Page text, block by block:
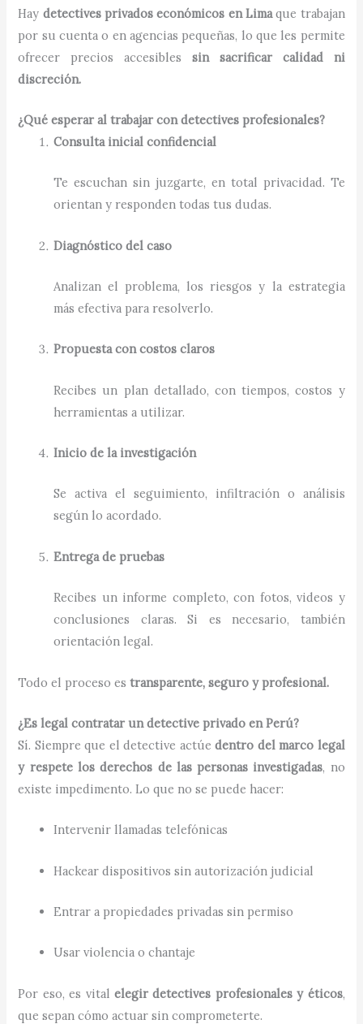
Hay detectives privados económicos en Limaque trabajan
por su cuenta o en agencias pequeñas, lo que les permite
ofrecer precios accesibles sin sacrificar calidad ni
discreción.
¿Qué esperar al trabajar con detectives profesionales?
Consulta inicial confidencial
Te escuchan sin juzgarte, en total privacidad. Te
orientan y responden todas tus dudas.
Diagnóstico del caso
Analizan el problema, los riesgos y la estrategia
más efectiva para resolverlo.
Propuesta con costos claros
Recibes un plan detallado, con tiempos, costos y
herramientas a utilizar.
Inicio de la investigación
Se activa el seguimiento, infiltración o análisis
según lo acordado.
Entrega de pruebas
Recibes un informe completo, con fotos, videos y
conclusiones claras. Si es necesario, también
orientación legal.
Todo el proceso estransparente, seguro y profesional.
¿Es legal contratar un detective privado en Perú?
Sí. Siempre que el detective actúedentro del marco legal
y respete los derechos de las personas investigadas, no
existe impedimento. Lo que no se puede hacer:
Intervenir llamadas telefónicas
Hackear dispositivos sin autorización judicial
Entrar a propiedades privadas sin permiso
Usar violencia o chantaje
Por eso, es vital elegir detectives profesionales y éticos,
que sepan cómo actuar sin comprometerte.